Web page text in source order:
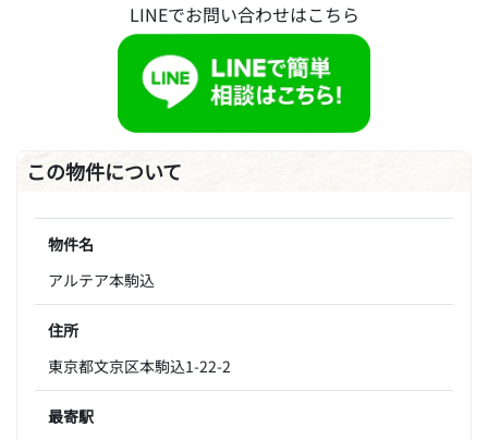
LINEでお問い合わせはこちら
この物件について
物件名
アルテア本駒込
住所
東京都文京区本駒込1-22-2
最寄駅